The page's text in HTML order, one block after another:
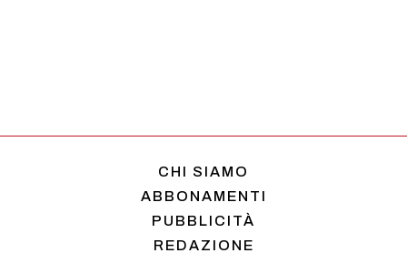
CHI SIAMO
ABBONAMENTI
PUBBLICITÀ
REDAZIONE